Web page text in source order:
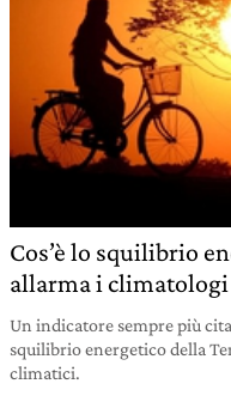
Cos’è lo squilibrio
allarma i climatologi
Un indicatore sempre più
squilibrio energetico della
climatici.